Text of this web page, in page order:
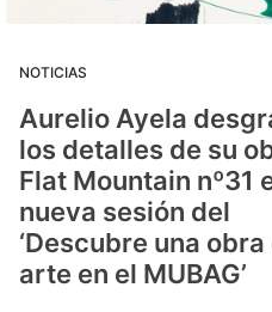
NOTICIAS
Aurelio Ayela
los detalles de su
Flat Mountain nº31
nueva sesión del
‘Descubre una obra
arte en el MUBAG’